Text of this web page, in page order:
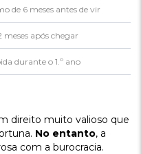
de 6 meses antes de vir
meses após chegar
durante o 1.º ano
direito muito valioso que
No entanto, a
com a burocracia.